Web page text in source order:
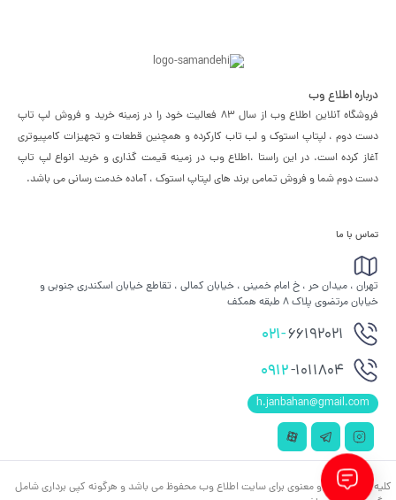
درباره اطلاع وب
فروشگاه آنلاین اطلاع وب از سال 83 فعالیت خود را در زمینه خرید و فروش لپ تاپ
دست دوم ، لپتاپ استوک و لب تاب کارکرده و همچنین قطعات و تجهیزات کامپیوتری
آغاز کرده است. در این راستا ،‌اطلاع وب در زمینه قیمت گذاری و خرید انواع لپ تاپ
دست دوم شما و فروش تمامی برند های لپتاپ استوک ، آماده خدمت رسانی می باشد.
تماس با ما
تهران ، میدان حر ، خ امام خمینی ، خیابان کمالی ، تقاطع خیابان اسکندری جنوبی و
خیابان مرتضوی پلاک 8 طبقه همکف
021-66192021
0912-1011804
h.janbahan@gmail.com
کلیه حقوق مادی و معنوی برای سایت اطلاع وب محفوظ می باشد و هرگونه کپی برداری شامل